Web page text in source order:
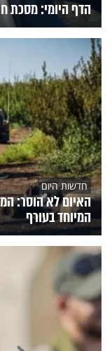
הדף היומי: מסכת
חדשות היום
האיום לא הוסר:
המיוחד בעורף